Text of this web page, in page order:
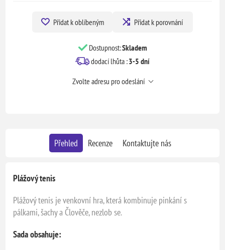
Přidat k oblíbeným Přidat k porovnání
Dostupnost:Skladem
dodací lhůta :3-5 dní
Zvolte adresu pro odeslání
Přehled Recenze Kontaktujte nás
Plážový tenis
Plážový tenis je venkovní hra, která kombinuje pinkání s
pálkami, šachy a Člověče, nezlob se.
Sada obsahuje: